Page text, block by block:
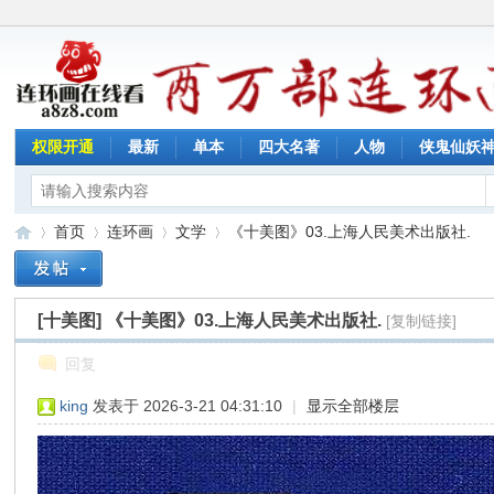
权限开通 最新 单本 四大名著 人物 侠鬼仙妖
»
首页
›
连环画
›
文学
›
《十美图》03.上海人民美术出版社.
[十美图] 《十美图》03.上海人民美术出版社. [复制链接]
回复
king 发表于 2026-3-21 04:31:10 | 显示全部楼层